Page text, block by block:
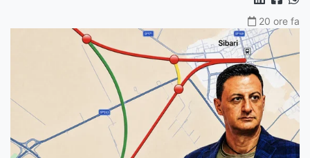
20 ore fa